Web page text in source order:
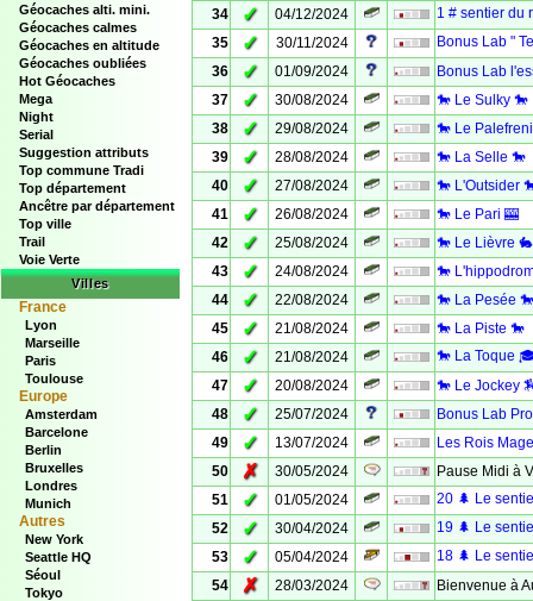
Géocaches alti. mini.
Géocaches calmes
Géocaches en altitude
Géocaches oubliées
Hot Géocaches
Mega
Night
Serial
Suggestion attributs
Top commune Tradi
Top département
Ancêtre par département
Top ville
Trail
Voie Verte
Villes
France
Lyon
Marseille
Paris
Toulouse
Europe
Amsterdam
Barcelone
Berlin
Bruxelles
Londres
Munich
Autres
New York
Seattle HQ
Séoul
Tokyo
34
✓ 04/12/2024
1 # sentier du
35
✓ 30/11/2024
Bonus Lab "
36
✓ 01/09/2024
Bonus Lab
37
✓ 30/08/2024
🐎 Le Sulky 🐎
38
✓ 29/08/2024
🐎 Le
39
✓ 28/08/2024
🐎 La Selle 🐎
40
✓ 27/08/2024
🐎 L'Outsider
41
✓ 26/08/2024
🐎 Le Pari 🎰
42
✓ 25/08/2024
🐎 Le Lièvre 🐇
43
✓ 24/08/2024
🐎
44
✓ 22/08/2024
🐎 La Pesée 🐎
45
✓ 21/08/2024
🐎 La Piste 🐎
46
✓ 21/08/2024
🐎 La Toque
47
✓ 20/08/2024
🐎 Le Jockey
48
✓ 25/07/2024
Bonus Lab
49
✓ 13/07/2024
Les Rois
50
✗ 30/05/2024
Pause Midi à
51
✓ 01/05/2024
20 🌲 Le
52
✓ 30/04/2024
19 🌲 Le
53
✓ 05/04/2024
18 🌲 Le
54
✗ 28/03/2024
Bienvenue à